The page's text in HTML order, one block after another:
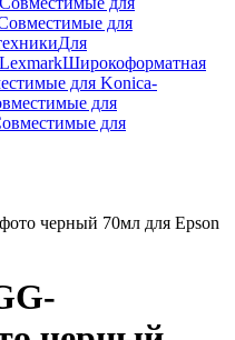
для
Для
Широкоформатная
для Konica-
для
для
черный 70мл для Epson